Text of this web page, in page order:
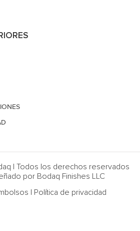
| Todos los derechos reservados
por Bodaq Finishes LLC
| Política de privacidad